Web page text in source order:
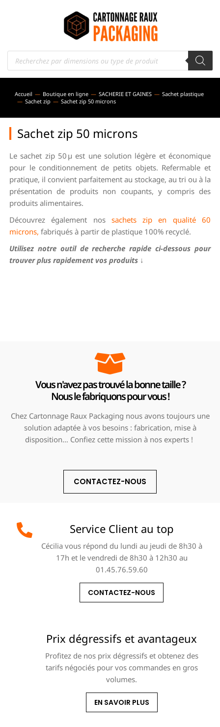
Vous êtes ici :
Accueil Boutique en ligne SACHERIE ET GAINES
Sachet plastique
Sachet zip
Sachet zip 50 microns
Sachet zip 50 microns
Le sachet zip 50 µ est une solution légère et économique
pour le conditionnement de petits objets. Refermable et
pratique, il convient parfaitement au stockage, au tri ou à la
présentation de produits non coupants, y compris des
produits alimentaires.
Découvrez également nos sachets zip en qualité 60
microns, fabriqués à partir de plastique 100% recyclé.
Utilisez notre outil de recherche rapide ci-dessous pour
trouver plus rapidement vos produits ↓
Vous n'avez pas trouvé la bonne taille ?
Nous le fabriquons pour vous !
Chez Cartonnage Raux Packaging nous avons toujours une
solution adaptée à vos besoins : fabrication, mise à
disposition… Confiez cette mission à nos experts !
CONTACTEZ-NOUS
Service Client au top
Cécilia vous répond du lundi au jeudi de 8h30 à
17h et le vendredi de 8h30 à 12h30 au
01.45.76.59.60
CONTACTEZ-NOUS
Prix dégressifs et avantageux
Profitez de nos prix dégressifs et obtenez des
tarifs négociés pour vos commandes en gros
volumes.
EN SAVOIR PLUS